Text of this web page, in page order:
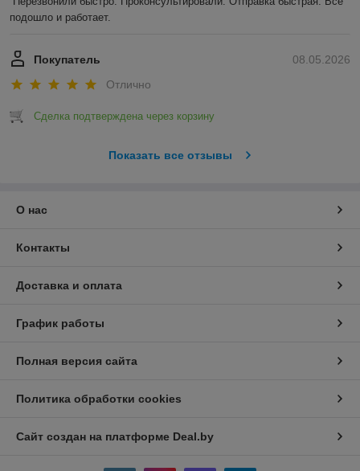
подошло и работает.
08.05.2026
Покупатель
Отлично
Сделка подтверждена через корзину
Показать все отзывы
О нас
Контакты
Доставка и оплата
График работы
Полная версия сайта
Политика обработки cookies
Сайт создан на платформе Deal.by